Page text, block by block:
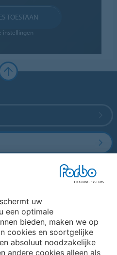
TOESTAAN
instellingen
uw
een optimale
bieden, maken we op
cookies en soortgelijke
absoluut noodzakelijke
andere cookies alleen als